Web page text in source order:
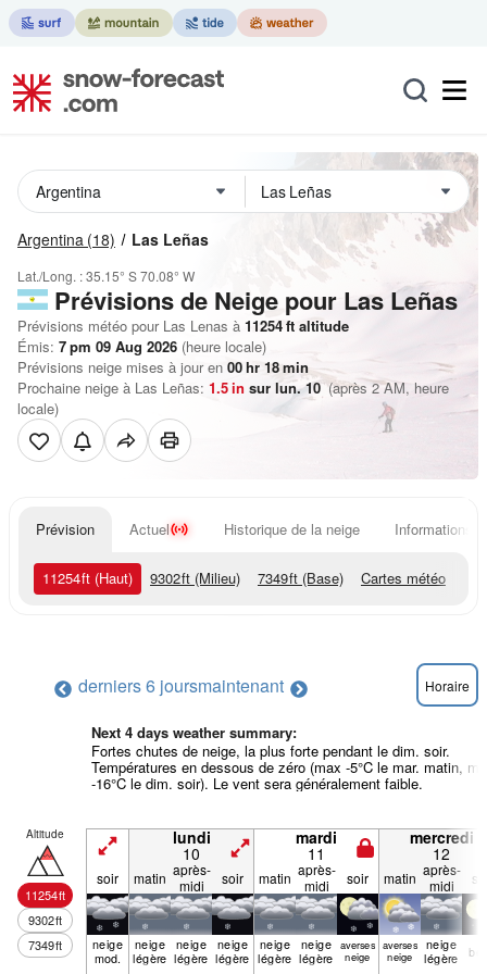
Argentina (18) Las Leñas
Lat./Long. :35.15° S70.08° W
Prévisions de Neige pour Las Leñas
Prévisions météo pour Las Lenas à 11254ft altitude
Émis: 7 pm 09 Aug 2026 (heure locale)
Prévisions neige mises à jour en 00hr 18min
Prochaine neige à Las Leñas: 1.5in sur lun. 10(après 2 AM, heure
locale)
Prévision Actuel Historique de la neige Informations
11254ft (Haut) 9302ft (Milieu) 7349ft (Base) Cartes météo
derniers 6 joursmaintenant Horaire
Next 4 days weather summary:
Fortes chutes de neige, la plus forte pendant le dim. soir.
Températures en dessous de zéro (max -5°C le mar. matin,
-16°C le dim. soir). Le vent sera généralement faible.
Altitude
11254ft
9302ft
7349ft
lundi
10
mardi
11
mercredi
12
soir matin après-
midi
soir matin après-
midi
soir matin après-
midi
neige
mod.
neige
légère
neige
légère
neige
légère
neige
légère
neige
légère
averses
neige
averses
neige
neige
légère